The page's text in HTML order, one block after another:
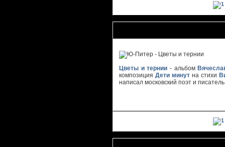
Цветы и тернии - альбом
композиция Дети минутна стихи
написал московский поэт и